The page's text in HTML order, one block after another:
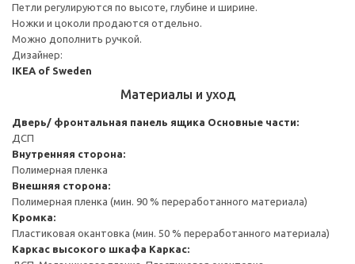
Петли регулируются по высоте, глубине и ширине.
Ножки и цоколи продаются отдельно.
Можно дополнить ручкой.
Дизайнер:
IKEA of Sweden
Материалы и уход
Дверь/ фронтальная панель ящика Основные части:
ДСП
Внутренняя сторона:
Полимерная пленка
Внешняя сторона:
Полимерная пленка (мин. 90 % переработанного материала)
Кромка:
Пластиковая окантовка (мин. 50 % переработанного материала)
Каркас высокого шкафа Каркас: